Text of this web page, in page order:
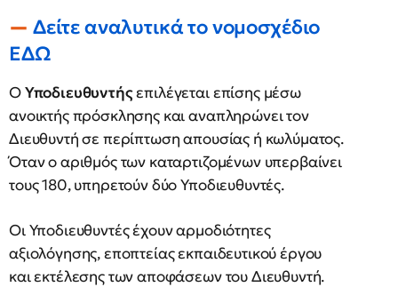
Δείτε αναλυτικά το νομοσχέδιο
ΕΔΩ
ΟΥποδιευθυντήςεπιλέγεται επίσης μέσω
ανοικτής πρόσκλησης και αναπληρώνει τον
Διευθυντή σε περίπτωση απουσίας ή κωλύματος.
Όταν ο αριθμός των καταρτιζομένων υπερβαίνει
τους 180, υπηρετούν δύο Υποδιευθυντές.
Οι Υποδιευθυντές έχουν αρμοδιότητες
αξιολόγησης, εποπτείας εκπαιδευτικού έργου
και εκτέλεσης των αποφάσεων του Διευθυντή.